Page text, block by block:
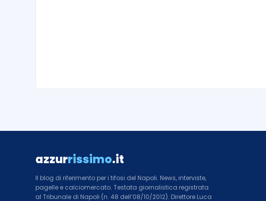
azzurrissimo.it
Il blog di riferimento per i tifosi del Napoli. News, interviste,
pagelle e calciomercato. Testata giornalistica registrata
al Tribunale di Napoli (n. 48 dell’08/10/2012). Direttore Luca